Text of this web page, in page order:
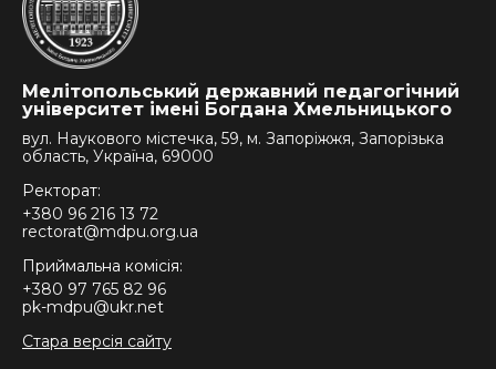
Мелітопольський державний педагогічний
університет імені Богдана Хмельницького
вул. Наукового містечка, 59, м. Запоріжжя, Запорізька
область, Україна, 69000
Ректорат:
+380 96 216 13 72
rectorat@mdpu.org.ua
Приймальна комісія:
+380 97 765 82 96
pk-mdpu@ukr.net
Стара версія сайту